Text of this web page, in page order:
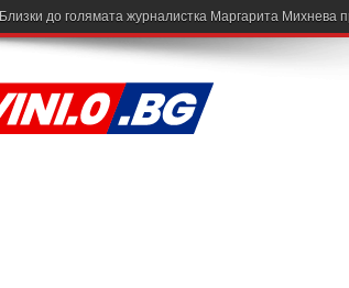
Близки до голямата журналистка Маргарита Михнева